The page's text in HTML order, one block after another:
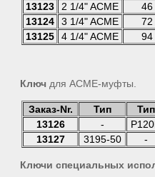
13123
2 1/4" ACME 46
13124
3 1/4" ACME 72
13125
4 1/4" ACME 94
Ключ для АСМЕ-муфты.
Заказ-Nr. Тип Тип
13126
-
13127
3195-50 -
Ключи специальных